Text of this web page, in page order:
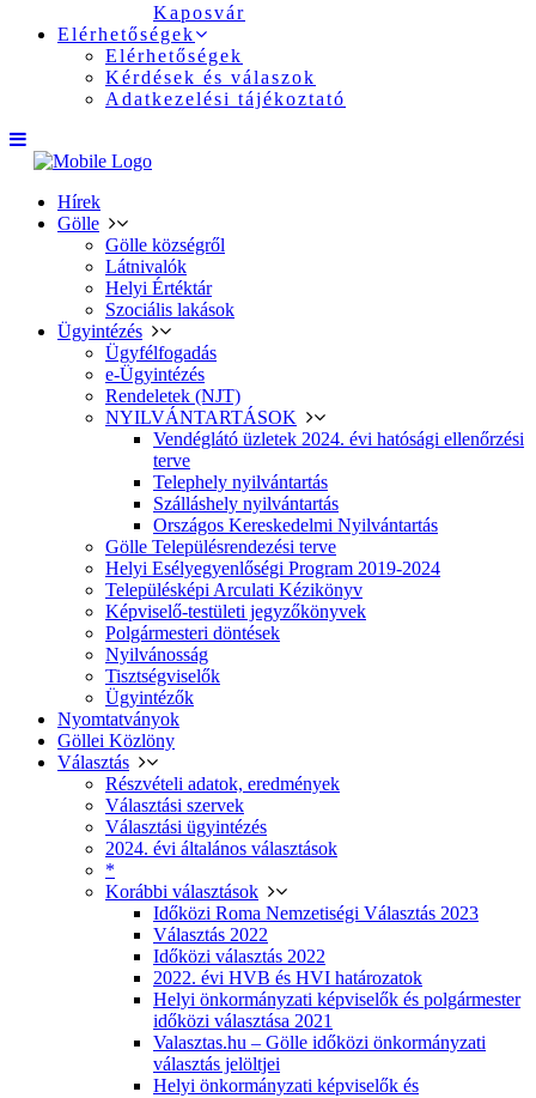
Kaposvár
Elérhetőségek
Elérhetőségek
Kérdések és válaszok
Adatkezelési tájékoztató
Hírek
Gölle
Gölle községről
Látnivalók
Helyi Értéktár
Szociális lakások
Ügyintézés
Ügyfélfogadás
e-Ügyintézés
Rendeletek (NJT)
NYILVÁNTARTÁSOK
Vendéglátó üzletek 2024. évi hatósági ellenőrzési
terve
Telephely nyilvántartás
Szálláshely nyilvántartás
Országos Kereskedelmi Nyilvántartás
Gölle Településrendezési terve
Helyi Esélyegyenlőségi Program 2019-2024
Településképi Arculati Kézikönyv
Képviselő-testületi jegyzőkönyvek
Polgármesteri döntések
Nyilvánosság
Tisztségviselők
Ügyintézők
Nyomtatványok
Göllei Közlöny
Választás
Részvételi adatok, eredmények
Választási szervek
Választási ügyintézés
2024. évi általános választások
*
Korábbi választások
Időközi Roma Nemzetiségi Választás 2023
Választás 2022
Időközi választás 2022
2022. évi HVB és HVI határozatok
Helyi önkormányzati képviselők és polgármester
időközi választása 2021
Valasztas.hu – Gölle időközi önkormányzati
választás jelöltjei
Helyi önkormányzati képviselők és